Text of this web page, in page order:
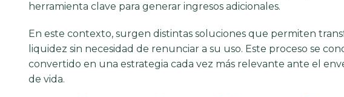
herramienta clave para generar ingresos adicionales.
En este contexto, surgen distintas soluciones que permiten
liquidez sin necesidad de renunciar a su uso. Este proceso se
convertido en una estrategia cada vez más relevante ante el
de vida.